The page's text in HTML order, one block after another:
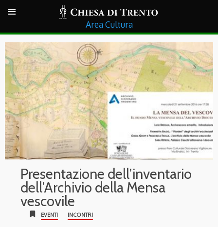
Cultura
Presentazione dell’inventario
dell’Archivio della Mensa
vescovile
bookmark EVENTI INCONTRI